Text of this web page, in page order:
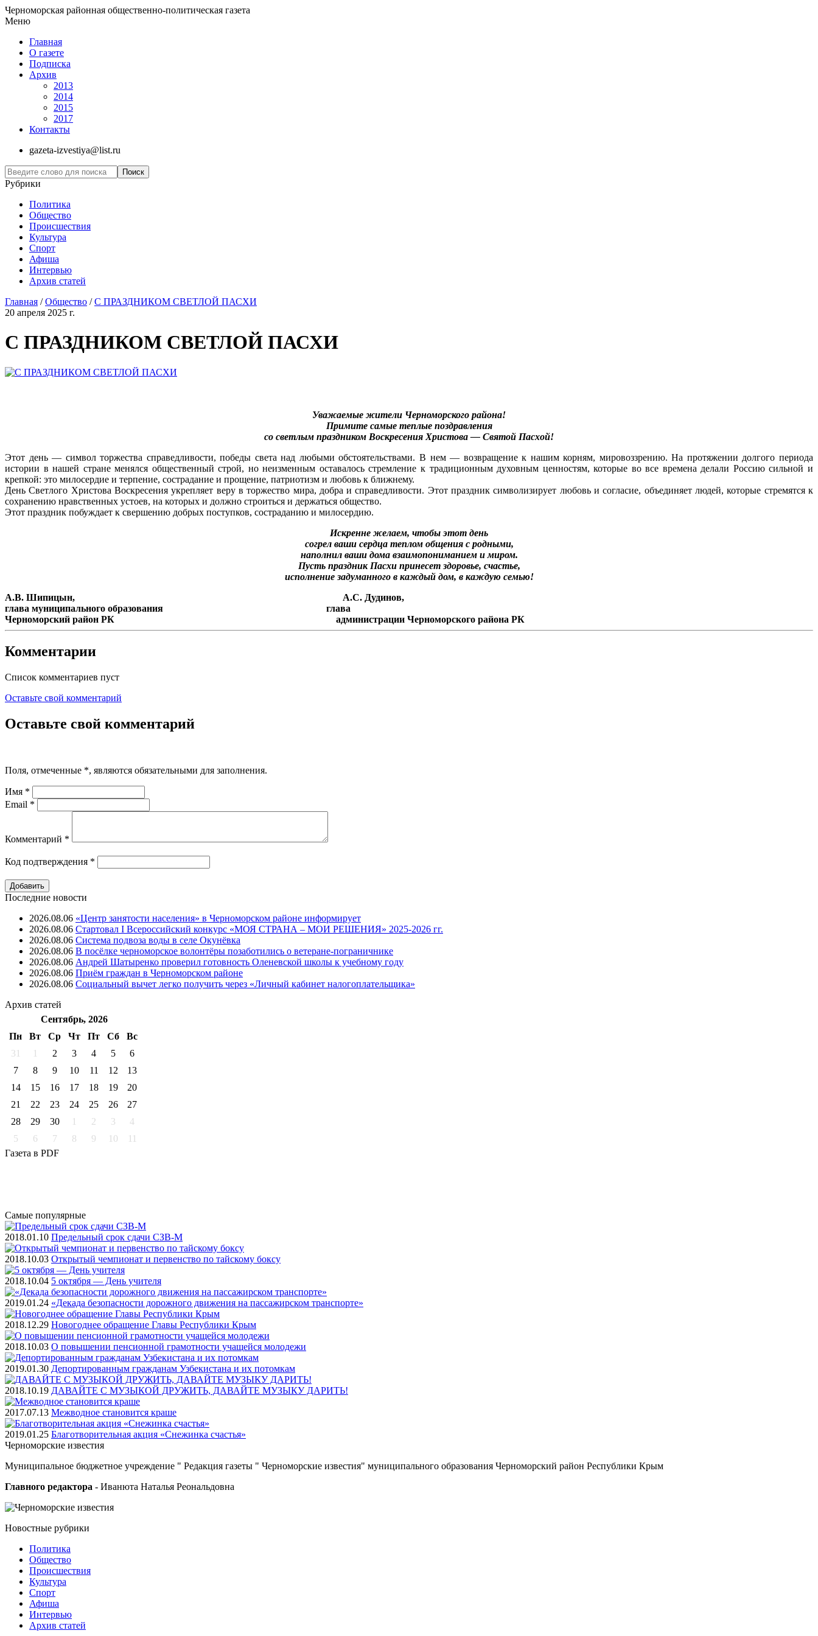
Черноморская районная общественно-политическая газета
Меню
Главная
О газете
Подписка
Архив
2013
2014
2015
2017
Контакты
gazeta-izvestiya@list.ru
Рубрики
Политика
Общество
Проиcшествия
Культура
Спорт
Афиша
Интервью
Архив статей
Главная /Общество /С ПРАЗДНИКОМ СВЕТЛОЙ ПАСХИ
20 апреля 2025 г.
С ПРАЗДНИКОМ СВЕТЛОЙ ПАСХИ
Уважаемые жители Черноморского района!
Примите самые теплые поздравления
со светлым праздником Воскресения Христова — Святой Пасхой!
Этот день — символ торжества справедливости, победы света над любыми обстоятельствами. В нем — возвращение к нашим корням, мировоззрению. На протяжении долгого периода
истории в нашей стране менялся общественный строй, но неизменным оставалось стремление к традиционным духовным ценностям, которые во все времена делали Россию сильной и
крепкой: это милосердие и терпение, сострадание и прощение, патриотизм и любовь к ближнему.
День Светлого Христова Воскресения укрепляет веру в торжество мира, добра и справедливости. Этот праздник символизирует любовь и согласие, объединяет людей, которые стремятся к
сохранению нравственных устоев, на которых и должно строиться и держаться общество.
Этот праздник побуждает к свершению добрых поступков, состраданию и милосердию.
Искренне желаем, чтобы этот день
согрел ваши сердца теплом общения с родными,
наполнил ваши дома взаимопониманием и миром.
Пусть праздник Пасхи принесет здоровье, счастье,
исполнение задуманного в каждый дом, в каждую семью!
А.В. Шипицын, А.С. Дудинов,
глава муниципального образования глава
Черноморский район РК администрации Черноморского района РК
Комментарии
Список комментариев пуст
Оставьте свой комментарий
Оставьте свой комментарий
Поля, отмеченные *, являются обязательными для заполнения.
Имя *
Email *
Комментарий *
Код подтверждения *
Последние новости
2026.08.06 «Центр занятости населения» в Черноморском районе информирует
2026.08.06 Стартовал I Всероссийский конкурс «МОЯ СТРАНА – МОИ РЕШЕНИЯ» 2025-2026 гг.
2026.08.06 Система подвоза воды в селе Окунёвка
2026.08.06 В посёлке черноморское волонтёры позаботились о ветеране-пограничнике
2026.08.06 Андрей Шатыренко проверил готовность Оленевской школы к учебному году
2026.08.06 Приём граждан в Черноморском районе
2026.08.06 Социальный вычет легко получить через «Личный кабинет налогоплательщика»
Архив статей
Сентябрь, 2026
Пн
Вт Ср Чт Пт Cб
Вс
31
1 2 3 4 5
6
7
8 9 10 11 12
13
14
15 16 17 18 19
20
21
22 23 24 25 26
27
28
29 30 1 2 3
4
5
6 7 8 9 10
11
Газета в PDF
Самые популярные
2018.01.10 Предельный срок сдачи СЗВ-М
2018.10.03 Открытый чемпионат и первенство по тайскому боксу
2018.10.04 5 октября — День учителя
2019.01.24 «Декада безопасности дорожного движения на пассажирском транспорте»
2018.12.29 Новогоднее обращение Главы Республики Крым
2018.10.03 О повышении пенсионной грамотности учащейся молодежи
2019.01.30 Депортированным гражданам Узбекистана и их потомкам
2018.10.19 ДАВАЙТЕ С МУЗЫКОЙ ДРУЖИТЬ, ДАВАЙТЕ МУЗЫКУ ДАРИТЬ!
2017.07.13 Межводное становится краше
2019.01.25 Благотворительная акция «Снежинка счастья»
Черноморские известия
Муниципальное бюджетное учреждение " Редакция газеты " Черноморские известия" муниципального образования Черноморский район Республики Крым
Главного редактора - Иванюта Наталья Реональдовна
Новостные рубрики
Политика
Общество
Проиcшествия
Культура
Спорт
Афиша
Интервью
Архив статей